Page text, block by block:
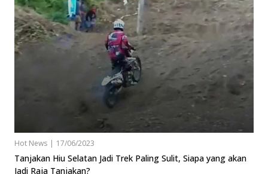
Hot News | 17/06/2023
Tanjakan Hiu Selatan Jadi Trek Paling Sulit, Siapa yang akan
Jadi Raja Tanjakan?